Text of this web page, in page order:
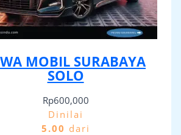
MOBIL SURABAYA
SOLO
Rp600,000
Dinilai
5.00 dari